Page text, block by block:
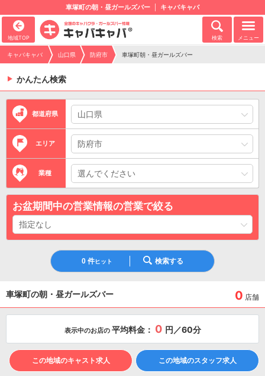
車塚町の朝・昼ガールズバー キャバキャバ
地域TOP 検索 メニュー
キャバキャバ 山口県 防府市 車塚町朝・昼ガールズバー
かんたん検索
都道府県
エリア
業種
お盆期間中の営業情報の営業で絞る
0 件ヒット 検索する
車塚町の朝・昼ガールズバー 0 店舗
表示中のお店の 平均料金： 0 円／60分
この地域のキャスト求人 この地域のスタッフ求人